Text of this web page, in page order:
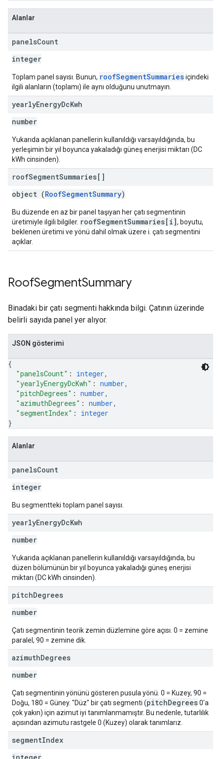
Alanlar
panelsCount
integer
Toplam panel sayısı. Bunun, roofSegmentSummariesiçindeki
ilgili alanların (toplamı) ile aynı olduğunu unutmayın.
yearlyEnergyDcKwh
number
Yukarıda açıklanan panellerin kullanıldığı varsayıldığında, bu
yerleşimin bir yıl boyunca yakaladığı güneş enerjisi miktarı (DC
kWh cinsinden).
roofSegmentSummaries[]
object (RoofSegmentSummary)
Bu düzende en az bir panel taşıyan her çatı segmentinin
üretimiyle ilgili bilgiler. roofSegmentSummaries[i], boyutu,
beklenen üretimi ve yönü dahil olmak üzere i. çatı segmentini
açıklar.
RoofSegmentSummary
Binadaki bir çatı segmenti hakkında bilgi. Çatının üzerinde
belirli sayıda panel yer alıyor.
JSON gösterimi
{
"panelsCount" : integer,
"yearlyEnergyDcKwh" : number,
"pitchDegrees" : number,
"azimuthDegrees" : number,
"segmentIndex" : integer
}
Alanlar
panelsCount
integer
Bu segmentteki toplam panel sayısı.
yearlyEnergyDcKwh
number
Yukarıda açıklanan panellerin kullanıldığı varsayıldığında, bu
düzen bölümünün bir yıl boyunca yakaladığı güneş enerjisi
miktarı (DC kWh cinsinden).
pitchDegrees
number
Çatı segmentinin teorik zemin düzlemine göre açısı. 0 = zemine
paralel, 90 = zemine dik.
azimuthDegrees
number
Çatı segmentinin yönünü gösteren pusula yönü. 0 = Kuzey, 90 =
Doğu, 180 = Güney. "Düz" bir çatı segmenti (pitchDegrees0'a
çok yakın) için azimut iyi tanımlanmamıştır. Bu nedenle, tutarlılık
açısından azimutu rastgele 0 (Kuzey) olarak tanımlarız.
segmentIndex